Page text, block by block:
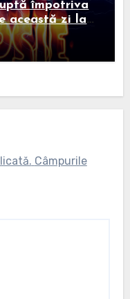
împotriva
această zi la
Câmpurile